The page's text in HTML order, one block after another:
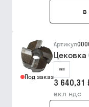
в
Под заказ
Артикул
Цековка
3 640,31
вкл ндс